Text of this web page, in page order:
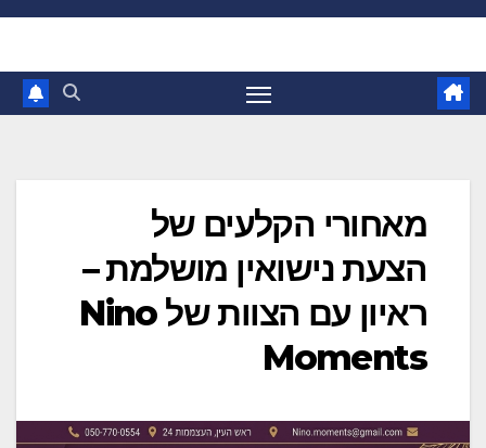
Skip
content
מאחורי הקלעים של
הצעת נישואין מושלמת –
ראיון עם הצוות של Nino
Moments